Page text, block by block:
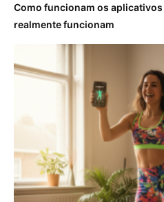
Como funcionam os
realmente funcionam